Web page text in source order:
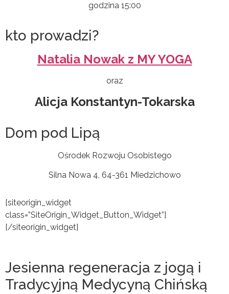
godzina 15:00
kto prowadzi?
Natalia Nowak z MY YOGA
oraz
Alicja Konstantyn-Tokarska
Dom pod Lipą
Ośrodek Rozwoju Osobistego
Silna Nowa 4, 64-361 Miedzichowo
[siteorigin_widget
class=”SiteOrigin_Widget_Button_Widget”]
[/siteorigin_widget]
Jesienna regeneracja z jogą i
Tradycyjną Medycyną Chińską